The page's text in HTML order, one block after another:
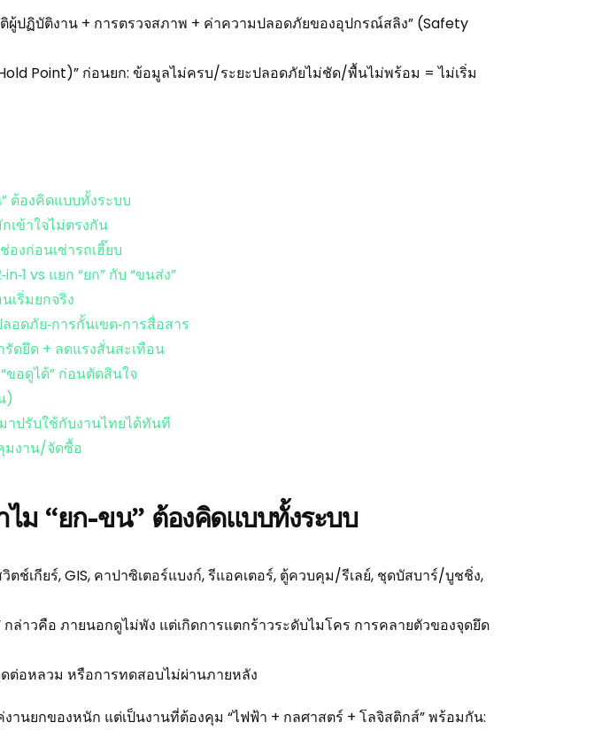
ปฏิบัติงาน + การตรวจสภาพ + ค่าความปลอดภัยของอุปกรณ์สลิง” (Safety
Point)” ก่อนยก: ข้อมูลไม่ครบ/ระยะปลอดภัยไม่ชัด/พื้นไม่พร้อม = ไม่เริ่ม
ต้องคิดแบบทั้งระบบ
เข้าใจไม่ตรงกัน
องก่อนเช่ารถเฮี๊ยบ
vs แยก “ยก” กับ “ขนส่ง”
เริ่มยกจริง
อดภัย‑การกั้นเขต‑การสื่อสาร
ดยึด + ลดแรงสั่นสะเทือน
อดูได้” ก่อนตัดสินใจ
)
าปรับใช้กับงานไทยได้ทันที
มงาน/จัดซื้อ
ม “ยก-ขน” ต้องคิดแบบทั้งระบบ
ช์เกียร์, GIS, คาปาซิเตอร์แบงก์, รีแอคเตอร์, ตู้ควบคุม/รีเลย์, ชุดบัสบาร์/บูชชิ่ง,
ล่าวคือ ภายนอกดูไม่พัง แต่เกิดการแตกร้าวระดับไมโคร การคลายตัวของจุดยึด
ต่อหลวม หรือการทดสอบไม่ผ่านภายหลัง
านยกของหนัก แต่เป็นงานที่ต้องคุม “ไฟฟ้า + กลศาสตร์ + โลจิสติกส์” พร้อมกัน: